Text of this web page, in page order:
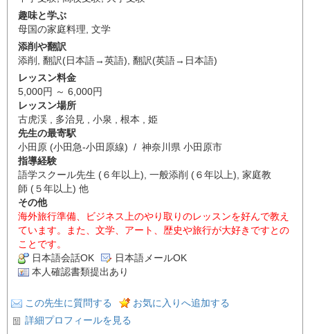
趣味と学ぶ
母国の家庭料理 文学
添削や翻訳
添削
翻訳(日本語→英語) 翻訳(英語→日本語)
レッスン料金
5,000円 ～ 6,000円
レッスン場所
古虎渓 , 多治見 , 小泉 , 根本 , 姫
先生の最寄駅
小田原 (小田急-小田原線) / 神奈川県 小田原市
指導経験
語学スクール先生 (６年以上), 一般添削 (６年以上), 家庭教
師 (５年以上) 他
その他
海外旅行準備、ビジネス上のやり取りのレッスンを好んで教え
ています。また、文学、アート、歴史や旅行が大好きですとの
ことです。
日本語会話OK
日本語メールOK
本人確認書類提出あり
この先生に質問する
お気に入りへ追加する
詳細プロフィールを見る